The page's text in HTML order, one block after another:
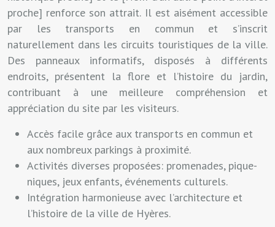
proche] renforce son attrait. Il est aisément accessible
par les transports en commun et s’inscrit
naturellement dans les circuits touristiques de la ville.
Des panneaux informatifs, disposés à différents
endroits, présentent la flore et l’histoire du jardin,
contribuant à une meilleure compréhension et
appréciation du site par les visiteurs.
Accès facile grâce aux transports en commun et
aux nombreux parkings à proximité.
Activités diverses proposées: promenades, pique-
niques, jeux enfants, événements culturels.
Intégration harmonieuse avec l’architecture et
l’histoire de la ville de Hyères.